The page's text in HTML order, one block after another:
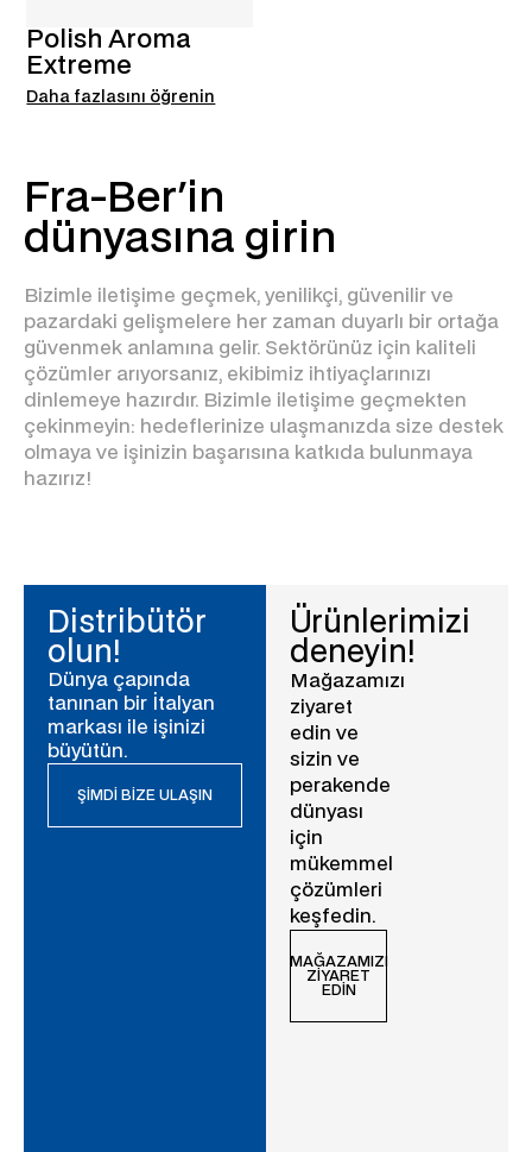
Polish Aroma
Extreme
Daha fazlasını öğrenin
Fra-Ber'in
dünyasına girin
Bizimle iletişime geçmek, yenilikçi, güvenilir ve
pazardaki gelişmelere her zaman duyarlı bir ortağa
güvenmek anlamına gelir. Sektörünüz için kaliteli
çözümler arıyorsanız, ekibimiz ihtiyaçlarınızı
dinlemeye hazırdır. Bizimle iletişime geçmekten
çekinmeyin: hedeflerinize ulaşmanızda size destek
olmaya ve işinizin başarısına katkıda bulunmaya
hazırız!
Distribütör
olun!
Dünya çapında
tanınan bir İtalyan
markası ile işinizi
büyütün.
ŞIMDI BIZE ULAŞIN
Ürünlerimizi
deneyin!
Mağazamızı
ziyaret
edin ve
sizin ve
perakende
dünyası
için
mükemmel
çözümleri
keşfedin.
MAĞAZAMIZI
ZIYARET
EDIN